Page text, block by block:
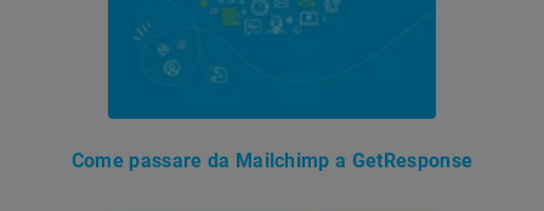
Come passare da Mailchimp a GetResponse